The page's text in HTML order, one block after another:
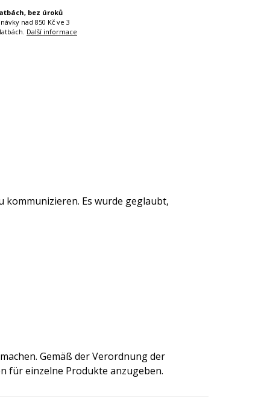
bez úroků
nad 850 Kč ve 3
Další informace
kommunizieren. Es wurde geglaubt,
Gemäß der Verordnung der
für einzelne Produkte anzugeben.